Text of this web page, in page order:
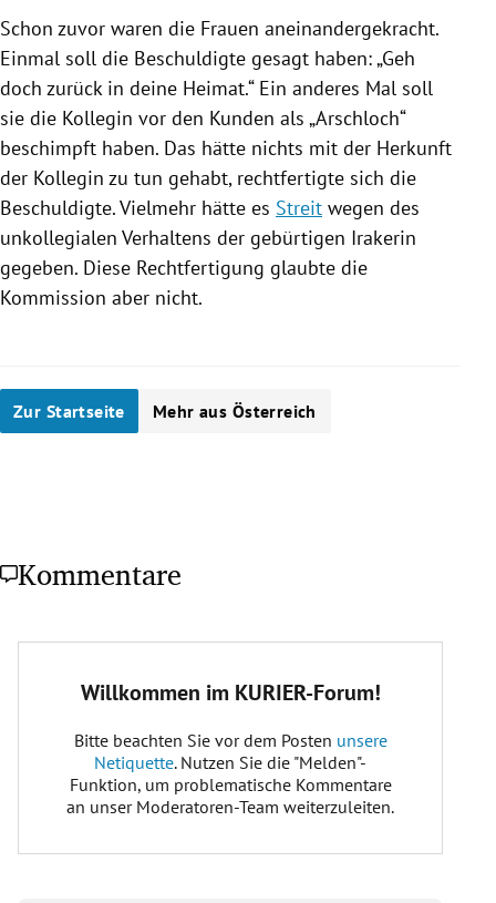
Schon zuvor waren die Frauen aneinandergekracht.
Einmal soll die Beschuldigte gesagt haben: „Geh
doch zurück in deine Heimat.“ Ein anderes Mal soll
sie die Kollegin vor den Kunden als „Arschloch“
beschimpft haben. Das hätte nichts mit der Herkunft
der Kollegin zu tun gehabt, rechtfertigte sich die
Beschuldigte. Vielmehr hätte es Streit wegen des
unkollegialen Verhaltens der gebürtigen Irakerin
gegeben. Diese Rechtfertigung glaubte die
Kommission aber nicht.
Zur Startseite Mehr aus Österreich
Kommentare